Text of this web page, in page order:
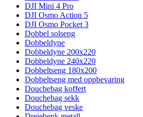
DJI Mini 4 Pro
DJI Osmo Action 5
DJI Osmo Pocket 3
Dobbel solseng
Dobbeldyne
Dobbeldyne 200x220
Dobbeldyne 240x220
Dobbeltseng 180x200
Dobbeltseng med oppbevaring
Douchebag koffert
Douchebag sekk
Douchebag veske